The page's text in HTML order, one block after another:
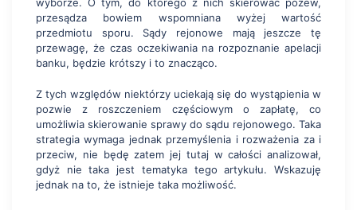
przesądza bowiem wspomniana wyżej wartość
przedmiotu sporu. Sądy rejonowe mają jeszcze tę
przewagę, że czas oczekiwania na rozpoznanie apelacji
banku, będzie krótszy i to znacząco.
Z tych względów niektórzy uciekają się do wystąpienia w
pozwie z roszczeniem częściowym o zapłatę, co
umożliwia skierowanie sprawy do sądu rejonowego. Taka
strategia wymaga jednak przemyślenia i rozważenia za i
przeciw, nie będę zatem jej tutaj w całości analizował,
gdyż nie taka jest tematyka tego artykułu. Wskazuję
jednak na to, że istnieje taka możliwość.